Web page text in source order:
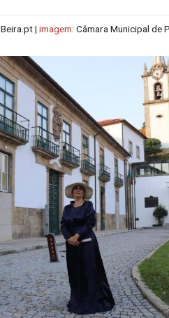
Beira.pt | imagem: Câmara Municipal de